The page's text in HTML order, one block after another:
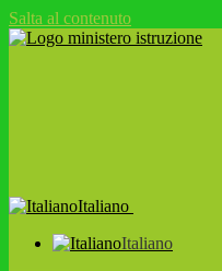
Salta al contenuto
Italiano
Italiano